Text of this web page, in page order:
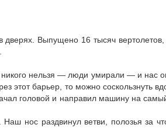
Выпущено 16 тысяч
нельзя — люди умирали — и нас
барьер, то можно соскользнуть
головой и направил машину на
нос раздвинул ветви, полозья за